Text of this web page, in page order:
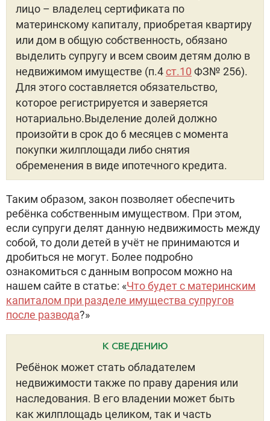
лицо – владелец сертификата по
материнскому капиталу, приобретая квартиру
или дом в общую собственность, обязано
выделить супругу и всем своим детям долю в
недвижимом имуществе (п.4ст.10 ФЗ№ 256).
Для этого составляется обязательство,
которое регистрируется и заверяется
нотариально.Выделение долей должно
произойти в срок до 6 месяцев с момента
покупки жилплощади либо снятия
обременения в виде ипотечного кредита.
Таким образом, закон позволяет обеспечить
ребёнка собственным имуществом. При этом,
если супруги делят данную недвижимость между
собой, то доли детей в учёт не принимаются и
дробиться не могут. Более подробно
ознакомиться с данным вопросом можно на
нашем сайте в статье: «Что будет с материнским
капиталом при разделе имущества супругов
после развода?»
К СВЕДЕНИЮ
Ребёнок может стать обладателем
недвижимости также по праву дарения или
наследования. В его владении может быть
как жилплощадь целиком, так и часть